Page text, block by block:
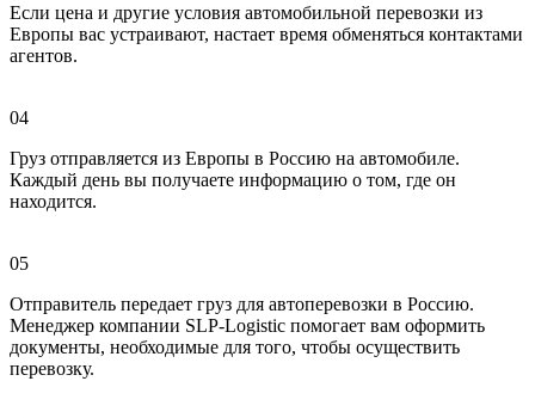
Если цена и другие условия автомобильной перевозки из
Европы вас устраивают, настает время обменяться контактами
агентов.
04
Груз отправляется из Европы в Россию на автомобиле.
Каждый день вы получаете информацию о том, где он
находится.
05
Отправитель передает груз для автоперевозки в Россию.
Менеджер компании SLP-Logistic помогает вам оформить
документы, необходимые для того, чтобы осуществить
перевозку.